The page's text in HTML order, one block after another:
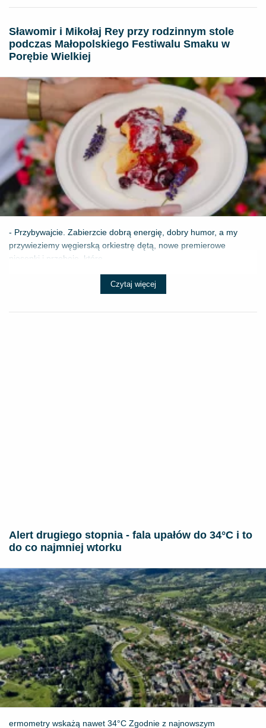
Sławomir i Mikołaj Rey przy rodzinnym stole
podczas Małopolskiego Festiwalu Smaku w
Porębie Wielkiej
- Przybywajcie. Zabierzcie dobrą energię, dobry humor, a my
przywieziemy węgierską orkiestrę dętą, nowe premierowe
piosenki i przeboje, które ...
Czytaj więcej
Alert drugiego stopnia - fala upałów do 34°C i to
do co najmniej wtorku
ermometry wskażą nawet 34°C Zgodnie z najnowszym